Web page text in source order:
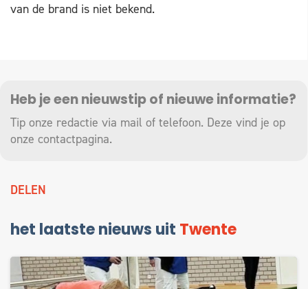
van de brand is niet bekend.
Heb je een nieuwstip of nieuwe informatie?
Tip onze redactie via mail of telefoon. Deze vind je op
onze contactpagina.
DELEN
het laatste nieuws uit Twente